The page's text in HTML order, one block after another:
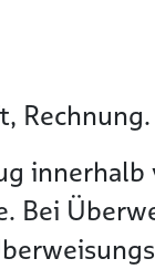
Rechnung.
innerhalb
Bei